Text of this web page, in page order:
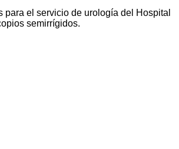
el servicio de urología del Hospital
semirrígidos.